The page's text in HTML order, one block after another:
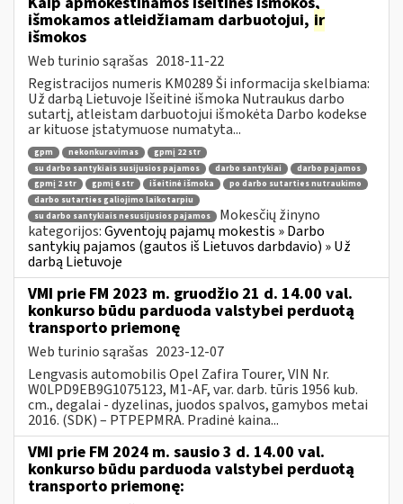
išmokamos atleidžiamam darbuotojui, ir
išmokos
Web turinio sąrašas 2018-11-22
Registracijos numeris KM0289 Ši informacija skelbiama:
Už darbą Lietuvoje Išeitinė išmoka Nutraukus darbo
sutartį, atleistam darbuotojui išmokėta Darbo kodekse
ar kituose įstatymuose numatyta...
gpm nekonkuravimas
gpmį 22 str
su darbo santykiais susijusios pajamos
darbo santykiai
darbo pajamos
gpmį 2 str
gpmį 6 str išeitinė išmoka
po darbo sutarties nutraukimo
darbo sutarties galiojimo laikotarpiu
su darbo santykiais nesusijusios pajamos
Mokesčių žinyno
kategorijos:Gyventojų pajamų mokestis » Darbo
santykių pajamos (gautos iš Lietuvos darbdavio) » Už
darbą Lietuvoje
VMI prie FM 2023 m. gruodžio 21 d. 14.00 val.
konkurso būdu parduoda valstybei perduotą
transporto priemonę
Web turinio sąrašas 2023-12-07
Lengvasis automobilis Opel Zafira Tourer, VIN Nr.
W0LPD9EB9G1075123, M1-AF, var. darb. tūris 1956 kub.
cm., degalai - dyzelinas, juodos spalvos, gamybos metai
2016. (SDK) – PTPEPMRA. Pradinė kaina...
VMI prie FM 2024 m. sausio 3 d. 14.00 val.
konkurso būdu parduoda valstybei perduotą
transporto priemonę: